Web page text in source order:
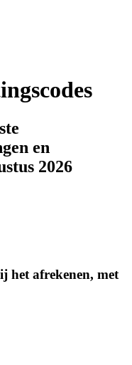
en
2026
het afrekenen, met